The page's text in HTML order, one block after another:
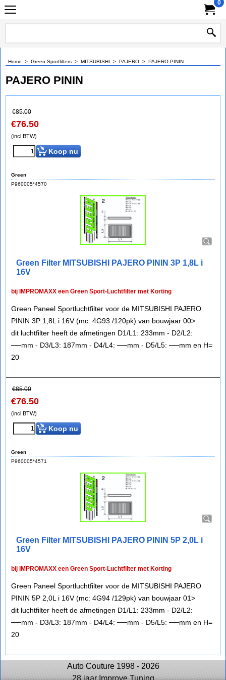
0
Home > Green Sportfilters > MITSUBISHI > PAJERO > PAJERO PININ
PAJERO PININ
€85.00
€76.50
(incl BTW)
Koop nu
Green
P960005*4570
Green Filter MITSUBISHI PAJERO PININ 3P 1,8L i
16V
bij IMPROMAXX een Green Sport-Luchtfilter met Korting
Green Paneel Sportluchtfilter voor de MITSUBISHI PAJERO
PININ 3P 1,8L i 16V (mc: 4G93 /120pk) van bouwjaar 00>
dit luchtfilter heeft de afmetingen D1/L1: 233mm - D2/L2:
──mm - D3/L3: 187mm - D4/L4: ──mm - D5/L5: ──mm en H=
20
€85.00
€76.50
(incl BTW)
Koop nu
Green
P960005*4571
Green Filter MITSUBISHI PAJERO PININ 5P 2,0L i
16V
bij IMPROMAXX een Green Sport-Luchtfilter met Korting
Green Paneel Sportluchtfilter voor de MITSUBISHI PAJERO
PININ 5P 2,0L i 16V (mc: 4G94 /129pk) van bouwjaar 01>
dit luchtfilter heeft de afmetingen D1/L1: 233mm - D2/L2:
──mm - D3/L3: 187mm - D4/L4: ──mm - D5/L5: ──mm en H=
20
Auto Couture 1998 - 2026
28 jaar Improve Tuning